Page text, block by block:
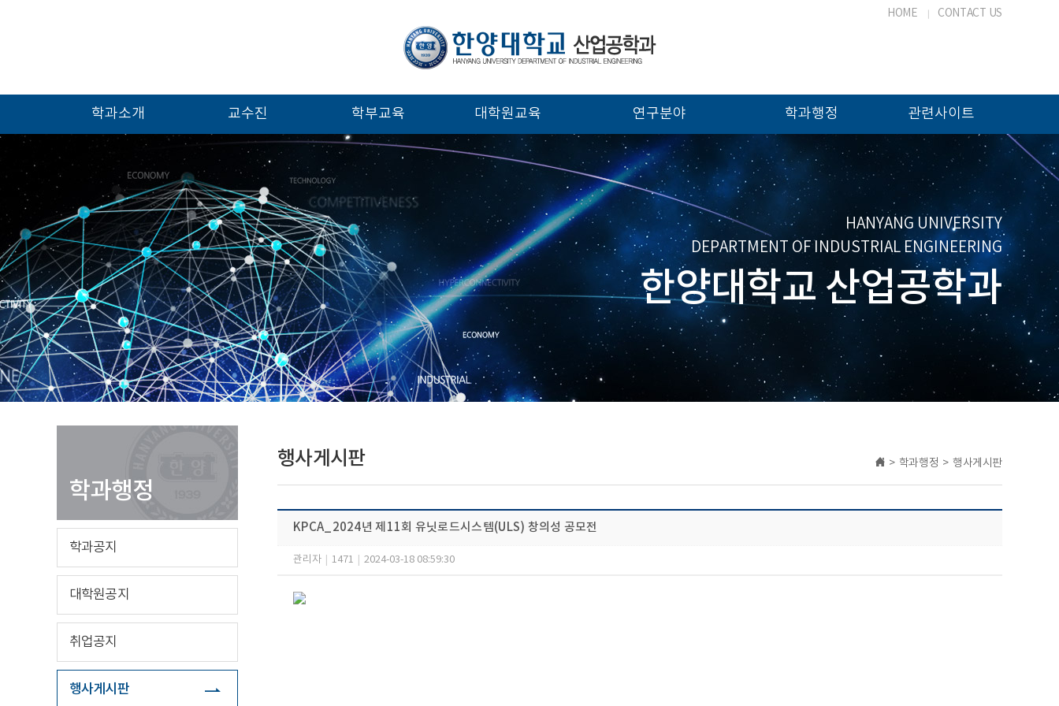
HOME CONTACT US
학과소개 교수진 학부교육 대학원교육 연구분야 학과행정 관련사이트
HANYANG UNIVERSITY
DEPARTMENT OF INDUSTRIAL ENGINEERING
한양대학교 산업공학과
학과행정
학과공지
대학원공지
취업공지
행사게시판
행사게시판 > 학과행정 > 행사게시판
KPCA_2024년 제11회 유닛로드시스템(ULS) 창의성 공모전
관리자 1471 2024-03-18 08:59:30